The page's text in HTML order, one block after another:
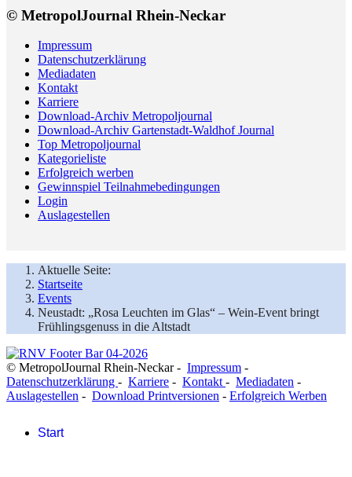
© MetropolJournal Rhein-Neckar
Impressum
Datenschutzerklärung
Mediadaten
Kontakt
Karriere
Download-Archiv Metropoljournal
Download-Archiv Gartenstadt-Waldhof Journal
Top Metropoljournal
Kategorieliste
Erfolgreich werben
Gewinnspiel Teilnahmebedingungen
Login
Auslagestellen
Aktuelle Seite:
Startseite
Events
Neustadt: „Rosa Leuchten im Glas“ – Wein-Event bringt
Frühlingsgenuss in die Altstadt
© MetropolJournal Rhein-Neckar - Impressum -
Datenschutzerklärung - Karriere - Kontakt - Mediadaten -
Auslagestellen - Download Printversionen - Erfolgreich Werben
Start